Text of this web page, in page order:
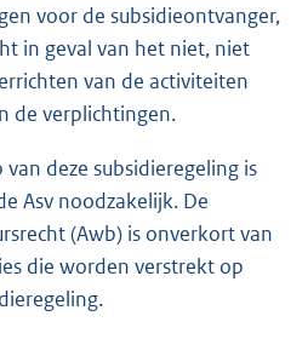
voor de subsidieontvanger,
in geval van het niet, niet
van de activiteiten
de verplichtingen.
deze subsidieregeling is
Asv noodzakelijk. De
(Awb) is onverkort van
die worden verstrekt op